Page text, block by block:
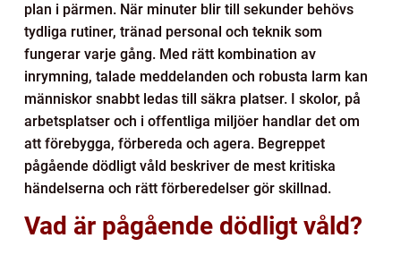
plan i pärmen. När minuter blir till sekunder behövs
tydliga rutiner, tränad personal och teknik som
fungerar varje gång. Med rätt kombination av
inrymning, talade meddelanden och robusta larm kan
människor snabbt ledas till säkra platser. I skolor, på
arbetsplatser och i offentliga miljöer handlar det om
att förebygga, förbereda och agera. Begreppet
pågående dödligt våld beskriver de mest kritiska
händelserna och rätt förberedelser gör skillnad.
Vad är pågående dödligt våld?